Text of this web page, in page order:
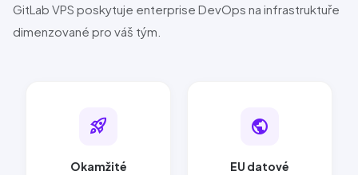
GitLab VPS poskytuje enterprise DevOps na infrastruktuře
dimenzované pro váš tým.
rocket_launch
Okamžité
public
EU datové